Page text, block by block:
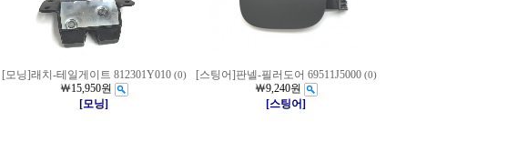
[모닝]래치-테일게이트 812301Y010 (0)
￦15,950원
[모닝]
[스팅어]판넬-필러도어 69511J5000 (0)
￦9,240원
[스팅어]